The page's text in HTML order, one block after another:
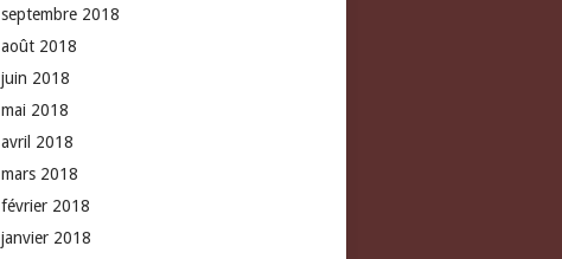
septembre 2018
août 2018
juin 2018
mai 2018
avril 2018
mars 2018
février 2018
janvier 2018